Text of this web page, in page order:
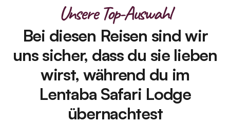
Unsere Top-Auswahl
Bei diesen Reisen sind wir
uns sicher, dass du sie lieben
wirst, während du im
Lentaba Safari Lodge
übernachtest